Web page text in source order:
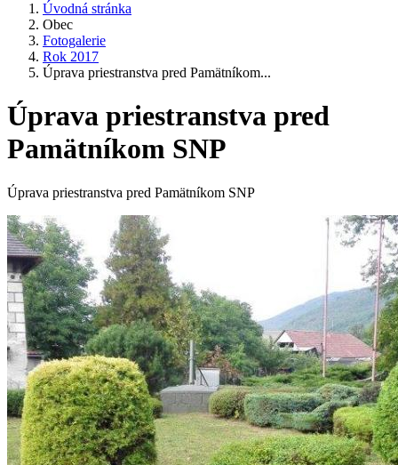
Úvodná stránka
Obec
Fotogalerie
Rok 2017
Úprava priestranstva pred Pamätníkom...
Úprava priestranstva pred
Pamätníkom SNP
Úprava priestranstva pred Pamätníkom SNP